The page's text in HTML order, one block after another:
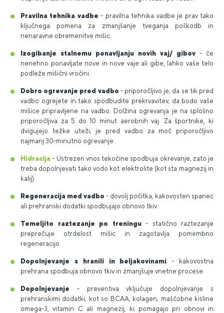
Pravilna tehnika vadbe- pravilna tehnika vadbe je prav tako
ključnega pomena za zmanjšanje tveganja poškodb in
nenaravne obremenitve mišic.
Izogibanje stalnemu ponavljanju novih vaj/ gibov - če
nenehno ponavljate nove in nove vaje ali gibe, lahko vaše telo
podleže mišični vročini.
Dobro ogrevanje pred vadbo - priporočljivo je, da se tik pred
vadbo ogrejete in tako spodbudite prekrvavitev, da bodo vaše
mišice pripravljene na vadbo. Dolžina ogrevanja je na splošno
priporočljiva za 5 do 10 minut aerobnih vaj. Za športnike, ki
dvigujejo težke uteži, je pred vadbo za moč priporočljivo
najmanj 30-minutno ogrevanje.
Hidracija - Ustrezen vnos tekočine spodbuja okrevanje, zato je
treba dopolnjevati tako vodo kot elektrolite (kot sta magnezij in
kalij).
Regeneracija med vadbo - dovolj počitka, kakovosten spanec
ali prehranski dodatki spodbujajo obnovo tkiv.
Temeljito raztezanje po treningu - statično raztezanje
preprečuje otrdelost mišic in zagotavlja pomembno
regeneracijo.
Dopolnjevanje s hranili in beljakovinami- kakovostna
prehrana spodbuja obnovo tkiv in zmanjšuje vnetne procese.
Dopolnjevanje - preventiva vključuje dopolnjevanje s
prehranskimi dodatki, kot so BCAA, kolagen, maščobne kisline
omega-3, vitamin C ali magnezij, ki pomagajo pri obnovi in